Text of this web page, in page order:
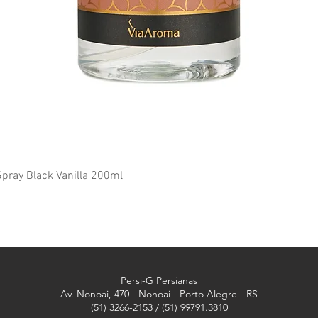
Visualização rápida
Black Vanilla 200ml
Persi-G Persianas
Av. Nonoai, 470 - Nonoai - Porto Alegre - RS
(51) 3266-2153 / (51) 99791.3810